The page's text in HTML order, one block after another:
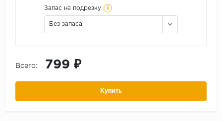
Запас на подрезку i
Без запаса
Всего: 799 ₽
Купить